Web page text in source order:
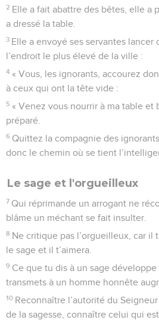
2 Elle a fait abattre des bêtes, elle a
a dressé la table.
3 Elle a envoyé ses servantes lancer
l’endroit le plus élevé de la ville :
4 « Vous, les ignorants, accourez
à ceux qui ont la tête vide :
5 « Venez vous nourrir à ma table et
préparé.
6 Quittez la compagnie des
donc le chemin où se tient
Le sage et l'orgueilleux
7 Qui réprimande un arrogant ne
blâme un méchant se fait insulter.
8 Ne critique pas l’orgueilleux, car il
le sage et il t’aimera.
9 Ce que tu dis à un sage développe
transmets à un homme honnête
10 Reconnaître l’autorité du
de la sagesse, connaître celui qui